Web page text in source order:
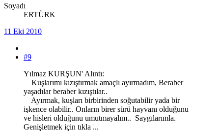
Soyadı
ERTÜRK
11 Eki 2010
#9
Yılmaz KURŞUN' Alıntı:
Kuşlarımı kızıştırmak amaçlı ayırmadım, Beraber
yaşadılar beraber kızıştılar..
Ayırmak, kuşları birbirinden soğutabilir yada bir
işkence olabilir.. Onların birer sürü hayvanı olduğunu
ve hisleri olduğunu umutmayalım.. Saygılarımla.
Genişletmek için tıkla ...